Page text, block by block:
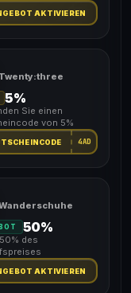
AKTIVIEREN
Twenty:three
5%
Sie einen
von 5%
4AD
50%
des
AKTIVIEREN